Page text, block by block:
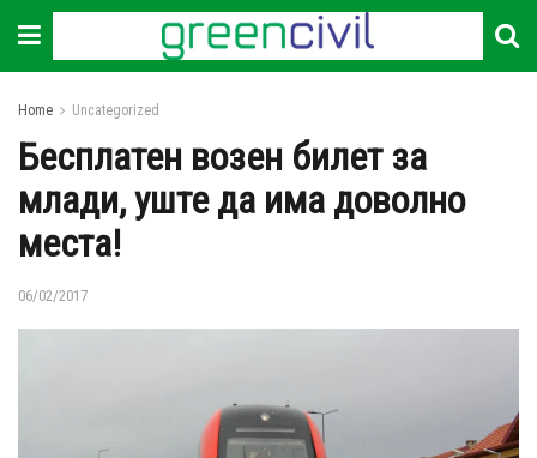
Home Uncategorized
Бесплатен возен билет за
млади, уште да има доволно
места!
06/02/2017